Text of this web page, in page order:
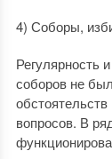
4) Соборы,
Регулярность
соборов не
вопросов. В